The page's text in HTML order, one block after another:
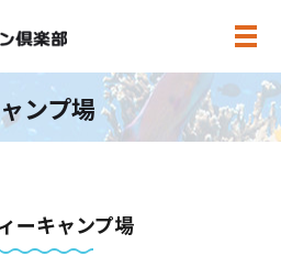
メ
ンプ場
ーキャンプ場